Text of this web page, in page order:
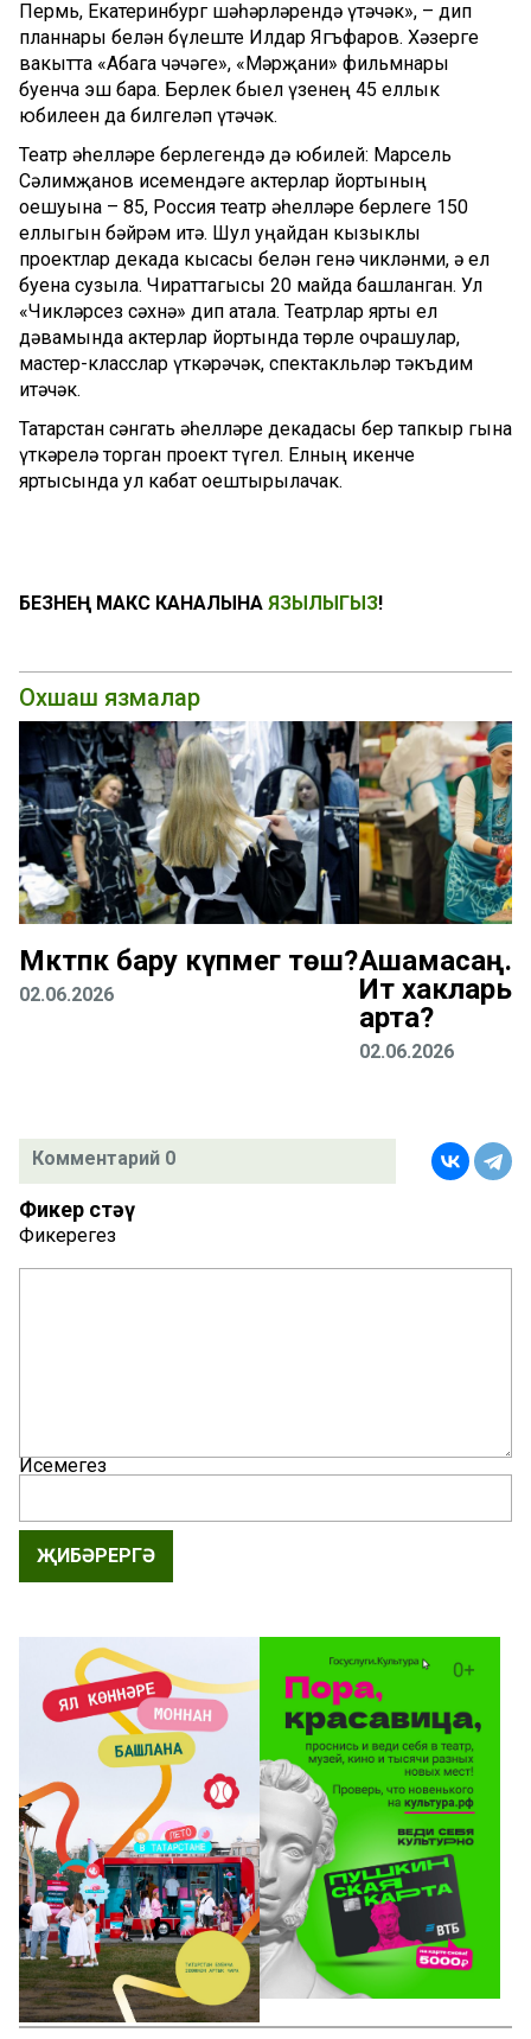
Пермь, Екатеринбург шәһәрләрендә үтәчәк», – дип
планнары белән бүлеште Илдар Ягъфаров. Хәзерге
вакытта «Абага чәчәге», «Мәрҗани» фильмнары
буенча эш бара. Берлек быел үзенең 45 еллык
юбилеен да билгеләп үтәчәк.
Театр әһелләре берлегендә дә юбилей: Марсель
Сәлимҗанов исемендәге актерлар йортының
оешуына – 85, Россия театр әһелләре берлеге 150
еллыгын бәйрәм итә. Шул уңайдан кызыклы
проектлар декада кысасы белән генә чикләнми, ә ел
буена сузыла. Чираттагысы 20 майда башланган. Ул
«Чикләрсез сәхнә» дип атала. Театрлар ярты ел
дәвамында актерлар йортында төрле очрашулар,
мастер-класслар үткәрәчәк, спектакльләр тәкъдим
итәчәк.
Татарстан сәнгать әһелләре декадасы бер тапкыр гына
үткәрелә торган проект түгел. Елның икенче
яртысында ул кабат оештырылачак.
БЕЗНЕҢ МАКС КАНАЛЫНА ЯЗЫЛЫГЫЗ!
Охшаш язмалар
Мәктәпкә бару күпмегә төшә?
02.06.2026
Ашамасаң...
Ит хаклары
арта?
02.06.2026
Комментарий 0
Фикер өстәү
Фикерегез
Исемегез
ҖИБӘРЕРГӘ